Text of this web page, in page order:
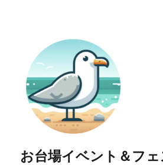
お台場イベント＆フェ